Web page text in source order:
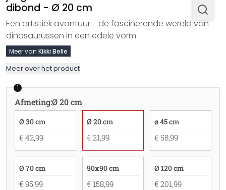
dibond - Ø 20 cm
Een artistiek avontuur - de fascinerende wereld van
dinosaurussen in een edele vorm.
Meer van Kikki Belle
Meer over het product
1
Afmeting:Ø 20 cm
Ø 30 cm
€ 42,99
Ø 20 cm
€ 21,99
ø 45 cm
€ 58,99
Ø 70 cm
€ 95,99
90x90 cm
€ 158,99
Ø 120 cm
€ 201,99